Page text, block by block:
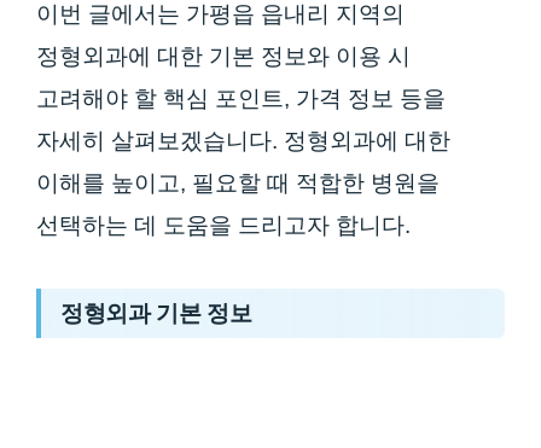
이번 글에서는 가평읍 읍내리 지역의
정형외과에 대한 기본 정보와 이용 시
고려해야 할 핵심 포인트, 가격 정보 등을
자세히 살펴보겠습니다. 정형외과에 대한
이해를 높이고, 필요할 때 적합한 병원을
선택하는 데 도움을 드리고자 합니다.
정형외과 기본 정보